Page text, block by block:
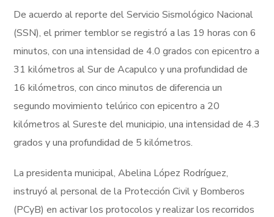
De acuerdo al reporte del Servicio Sismológico Nacional
(SSN), el primer temblor se registró a las 19 horas con 6
minutos, con una intensidad de 4.0 grados con epicentro a
31 kilómetros al Sur de Acapulco y una profundidad de
16 kilómetros, con cinco minutos de diferencia un
segundo movimiento telúrico con epicentro a 20
kilómetros al Sureste del municipio, una intensidad de 4.3
grados y una profundidad de 5 kilómetros.
La presidenta municipal, Abelina López Rodríguez,
instruyó al personal de la Protección Civil y Bomberos
(PCyB) en activar los protocolos y realizar los recorridos